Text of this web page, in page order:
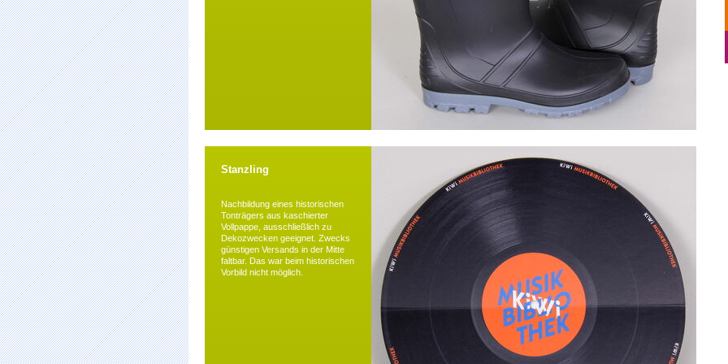
Stanzling
Nachbildung eines historischen
Tonträgers aus kaschierter
Vollpappe, ausschließlich zu
Dekozwecken geeignet. Zwecks
günstigen Versands in der Mitte
faltbar. Das war beim historischen
Vorbild nicht möglich.